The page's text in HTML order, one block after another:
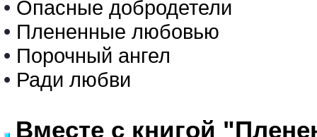
• Опасные добродетели
• Плененные любовью
• Порочный ангел
• Ради любви
Вместе с книгой